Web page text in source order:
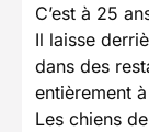
C’est à 25
Il laisse
dans des
entièrement
Les chiens